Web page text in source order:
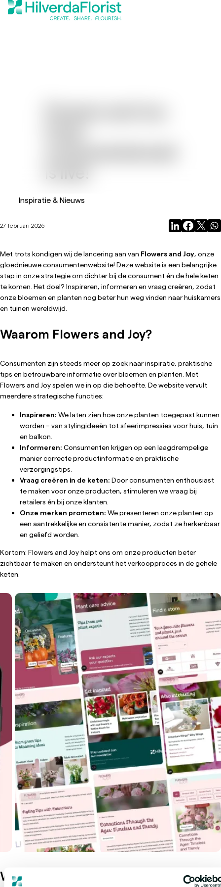
Inspiratie & Nieuws
27 februari 2026
Met trots kondigen wij de lancering aan van Flowers and Joy, onze
gloednieuwe consumentenwebsite! Deze website is een belangrijke
stap in onze strategie om dichter bij de consument én de hele keten
te komen. Het doel? Inspireren, informeren en vraag creëren, zodat
onze bloemen en planten nog beter hun weg vinden naar huiskamers
en tuinen wereldwijd.
Waarom Flowers and Joy?
Consumenten zijn steeds meer op zoek naar inspiratie, praktische
tips en betrouwbare informatie over bloemen en planten. Met
Flowers and Joy spelen we in op die behoefte. De website vervult
meerdere strategische functies:
Inspireren: We laten zien hoe onze planten toegepast kunnen
worden – van stylingideeën tot sfeerimpressies voor huis, tuin
en balkon.
Informeren: Consumenten krijgen op een laagdrempelige
manier correcte productinformatie en praktische
verzorgingstips.
Vraag creëren in de keten: Door consumenten enthousiast
te maken voor onze producten, stimuleren we vraag bij
retailers én bij onze klanten.
Onze merken promoten: We presenteren onze planten op
een aantrekkelijke en consistente manier, zodat ze herkenbaar
en geliefd worden.
Kortom: Flowers and Joy helpt ons om onze producten beter
zichtbaar te maken en ondersteunt het verkoopproces in de gehele
keten.
Wat vind je op Flowers and Joy?